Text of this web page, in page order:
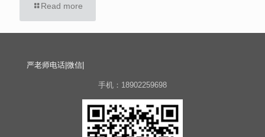
Read more
严老师电话|微信|
手机：18902259698